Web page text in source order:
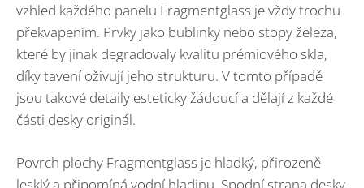
vzhled každého panelu Fragmentglass je vždy trochu
překvapením. Prvky jako bublinky nebo stopy železa,
které by jinak degradovaly kvalitu prémiového skla,
díky tavení oživují jeho strukturu. V tomto případě
jsou takové detaily esteticky žádoucí a dělají z každé
části desky originál.
Povrch plochy Fragmentglass je hladký, přirozeně
lesklý a připomíná vodní hladinu. Spodní strana desky